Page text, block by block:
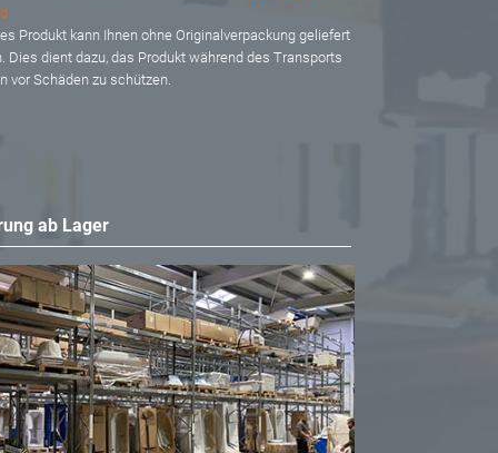
Produkt kann Ihnen ohne Originalverpackung geliefert
Dies dient dazu, das Produkt während des Transports
vor Schäden zu schützen.
ab Lager